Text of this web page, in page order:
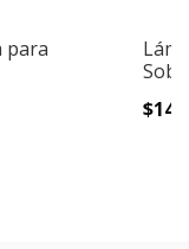
para